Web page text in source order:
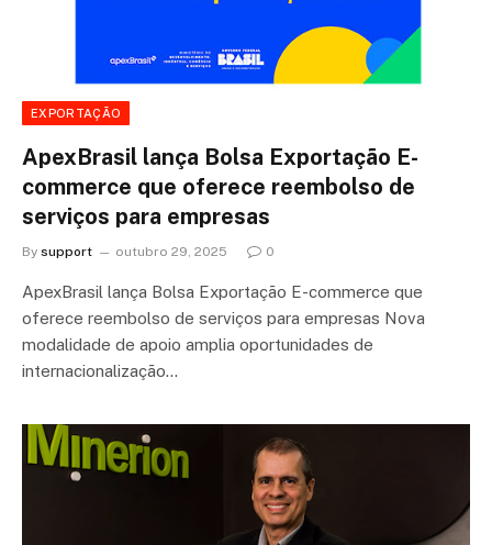
EXPORTAÇÃO
ApexBrasil lança Bolsa Exportação E-
commerce que oferece reembolso de
serviços para empresas
By support outubro 29, 2025 0
ApexBrasil lança Bolsa Exportação E-commerce que
oferece reembolso de serviços para empresas Nova
modalidade de apoio amplia oportunidades de
internacionalização…